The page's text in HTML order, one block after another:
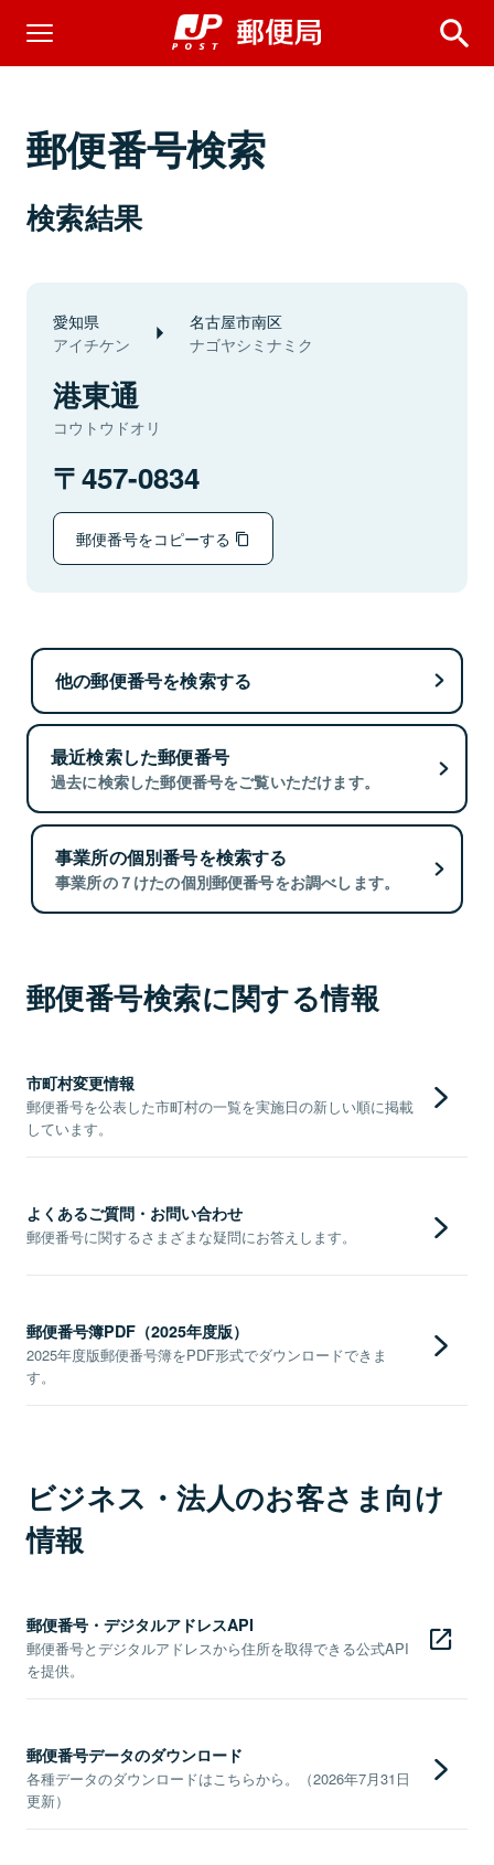
郵便番号検索
検索結果
愛知県
アイチケン
名古屋市南区
ナゴヤシミナミク
港東通
コウトウドオリ
457-0834
郵便番号をコピーする
他の郵便番号を検索する
最近検索した郵便番号
過去に検索した郵便番号をご覧いただけます。
事業所の個別番号を検索する
事業所の７けたの個別郵便番号をお調べします。
郵便番号検索に関する情報
市町村変更情報
郵便番号を公表した市町村の一覧を実施日の新しい順に掲載
しています。
よくあるご質問・お問い合わせ
郵便番号に関するさまざまな疑問にお答えします。
郵便番号簿PDF（2025年度版）
2025年度版郵便番号簿をPDF形式でダウンロードできま
す。
ビジネス・法人のお客さま向け
情報
郵便番号・デジタルアドレスAPI
郵便番号とデジタルアドレスから住所を取得できる公式API
を提供。
郵便番号データのダウンロード
各種データのダウンロードはこちらから。（2026年7月31日
更新）